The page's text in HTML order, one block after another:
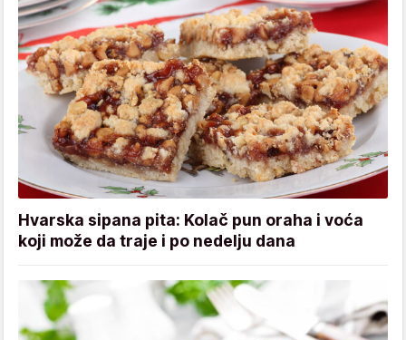
Hvarska sipana pita: Kolač pun oraha i voća
koji može da traje i po nedelju dana